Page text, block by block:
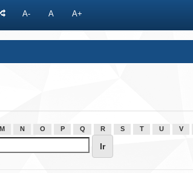
A- A A+
M N O P Q R S T U V